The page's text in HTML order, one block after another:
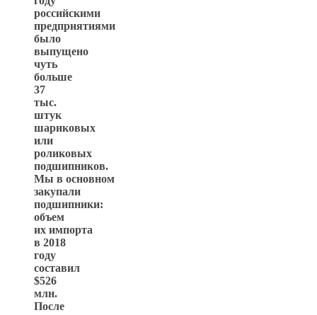
российскими
предприятиями
было
выпущено
чуть
больше
37
тыс.
штук
шариковых
или
роликовых
подшипников.
Мы в основном
закупали
подшипники:
объем
их импорта
в 2018
году
составил
$526
млн.
После